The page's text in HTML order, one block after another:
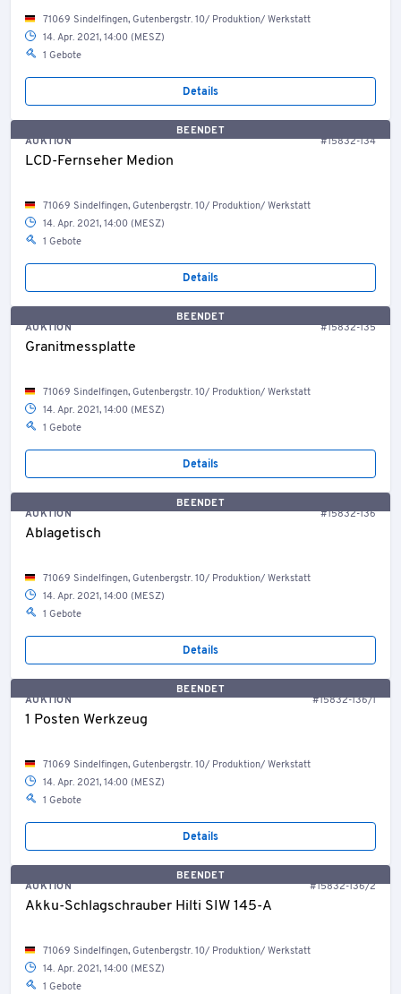
71069 Sindelfingen, Gutenbergstr. 10/ Produktion/ Werkstatt
14. Apr. 2021, 14:00 (MESZ)
1 Gebote
Details
BEENDET
AUKTION
#15832-134
LCD-Fernseher Medion
71069 Sindelfingen, Gutenbergstr. 10/ Produktion/ Werkstatt
14. Apr. 2021, 14:00 (MESZ)
1 Gebote
Details
BEENDET
AUKTION
#15832-135
Granitmessplatte
71069 Sindelfingen, Gutenbergstr. 10/ Produktion/ Werkstatt
14. Apr. 2021, 14:00 (MESZ)
1 Gebote
Details
BEENDET
AUKTION
#15832-136
Ablagetisch
71069 Sindelfingen, Gutenbergstr. 10/ Produktion/ Werkstatt
14. Apr. 2021, 14:00 (MESZ)
1 Gebote
Details
BEENDET
AUKTION
#15832-136/1
1 Posten Werkzeug
71069 Sindelfingen, Gutenbergstr. 10/ Produktion/ Werkstatt
14. Apr. 2021, 14:00 (MESZ)
1 Gebote
Details
BEENDET
AUKTION
#15832-136/2
Akku-Schlagschrauber Hilti SIW 145-A
71069 Sindelfingen, Gutenbergstr. 10/ Produktion/ Werkstatt
14. Apr. 2021, 14:00 (MESZ)
1 Gebote